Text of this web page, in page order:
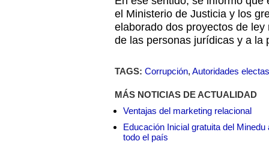
el Ministerio de Justicia y los
elaborado dos proyectos de
de las personas jurídicas y a la
TAGS: Corrupción, Autoridades electas
MÁS NOTICIAS DE ACTUALIDAD
Ventajas del marketing relacional
Educación Inicial gratuita del
todo el país